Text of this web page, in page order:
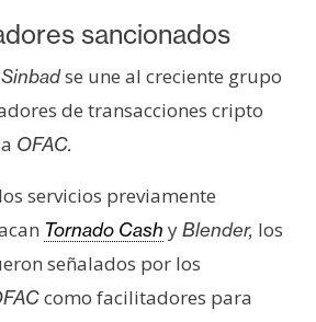
sancionados
Sinbadse une al creciente grupo
de transacciones cripto
OFAC.
servicios previamente
Tornado Cash yBlender, los
señalados por los
como facilitadores para